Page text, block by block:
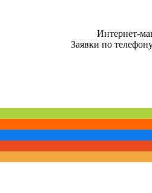
Интернет-
Заявки по